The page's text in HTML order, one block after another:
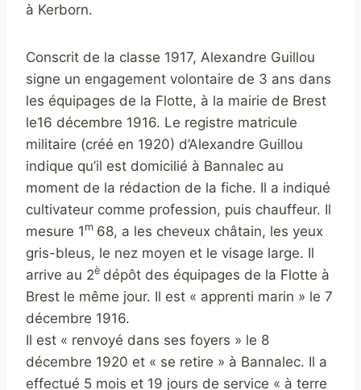
à Kerborn.
Conscrit de la classe 1917, Alexandre Guillou
signe un engagement volontaire de 3 ans dans
les équipages de la Flotte, à la mairie de Brest
le16 décembre 1916. Le registre matricule
militaire (créé en 1920) d’Alexandre Guillou
indique qu’il est domicilié à Bannalec au
moment de la rédaction de la fiche. Il a indiqué
cultivateur comme profession, puis chauffeur. Il
mesure 1 m 68, a les cheveux châtain, les yeux
gris-bleus, le nez moyen et le visage large. Il
arrive au 2è dépôt des équipages de la Flotte à
Brest le même jour. Il est « apprenti marin » le 7
décembre 1916.
Il est « renvoyé dans ses foyers » le 8
décembre 1920 et « se retire » à Bannalec. Il a
effectué 5 mois et 19 jours de service « à terre